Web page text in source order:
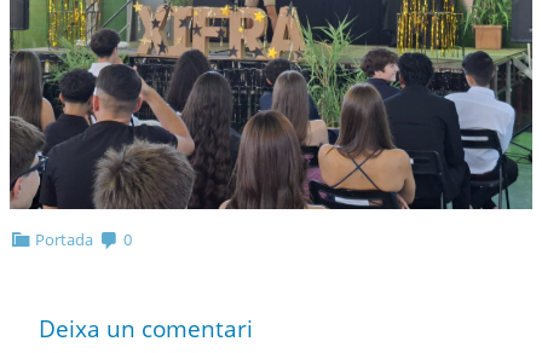
Portada 0
Deixa un comentari